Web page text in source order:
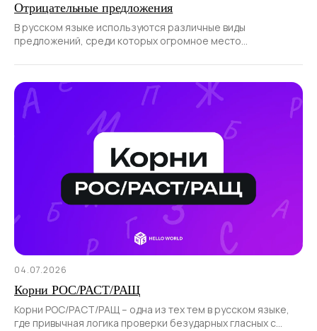
Отрицательные предложения
В русском языке используются различные виды
предложений, среди которых огромное место
04.07.2026
Корни РОС/РАСТ/РАЩ
Корни РОС/РАСТ/РАЩ – одна из тех тем в русском языке,
где привычная логика проверки безударных гласных с